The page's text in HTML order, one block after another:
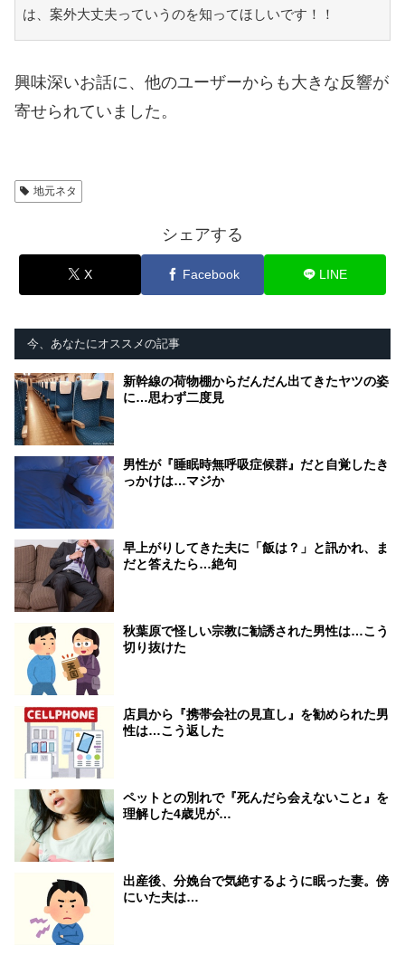
は、案外大丈夫っていうのを知ってほしいです！！
興味深いお話に、他のユーザーからも大きな反響が
寄せられていました。
地元ネタ
シェアする
X Facebook LINE
今、あなたにオススメの記事
新幹線の荷物棚からだんだん出てきたヤツの姿
に…思わず二度見
男性が『睡眠時無呼吸症候群』だと自覚したき
っかけは…マジか
早上がりしてきた夫に「飯は？」と訊かれ、ま
だと答えたら…絶句
秋葉原で怪しい宗教に勧誘された男性は…こう
切り抜けた
店員から『携帯会社の見直し』を勧められた男
性は…こう返した
ペットとの別れで『死んだら会えないこと』を
理解した4歳児が…
出産後、分娩台で気絶するように眠った妻。傍
にいた夫は…